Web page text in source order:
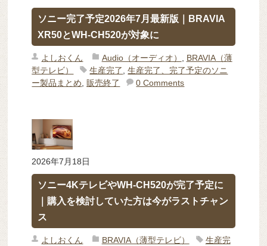
ソニー完了予定2026年7月最新版｜BRAVIA
XR50とWH-CH520が対象に
よしおくん Audio（オーディオ） , BRAVIA（薄
型テレビ）
生産完了,生産完了、完了予定のソニ
ー製品まとめ,販売終了 0 Comments
2026年7月18日
ソニー4KテレビやWH-CH520が完了予定に
｜購入を検討していた方は今がラストチャン
ス
よしおくん BRAVIA（薄型テレビ）
生産完